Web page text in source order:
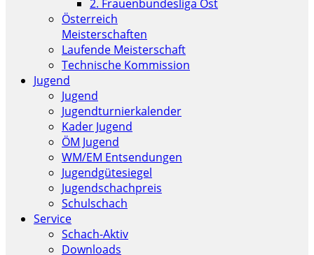
2. Frauenbundesliga Ost
Österreich
Meisterschaften
Laufende Meisterschaft
Technische Kommission
Jugend
Jugend
Jugendturnierkalender
Kader Jugend
ÖM Jugend
WM/EM Entsendungen
Jugendgütesiegel
Jugendschachpreis
Schulschach
Service
Schach-Aktiv
Downloads